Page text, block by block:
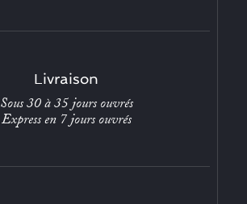
Livraison
Sous 30 à 35 jours ouvrés
Express en 7 jours ouvrés